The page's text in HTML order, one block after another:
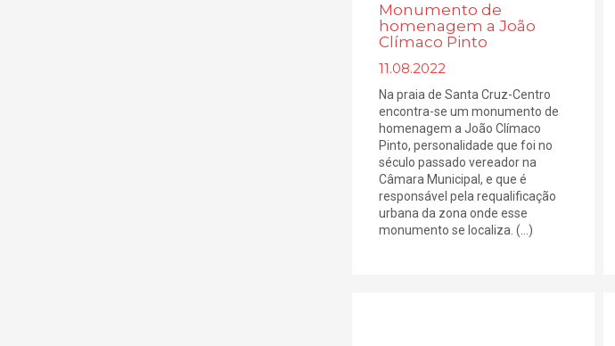
Monumento de
homenagem a João
Clímaco Pinto
11.08.2022
Na praia de Santa Cruz-Centro
encontra-se um monumento de
homenagem a João Clímaco
Pinto, personalidade que foi no
século passado vereador na
Câmara Municipal, e que é
responsável pela requalificação
urbana da zona onde esse
monumento se localiza. (...)